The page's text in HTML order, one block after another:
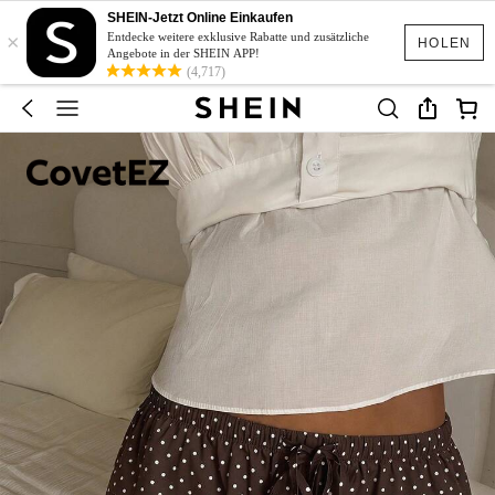
HOLEN
×
SHEIN-Jetzt Online Einkaufen
Entdecke weitere exklusive Rabatte und zusätzliche
Angebote in der SHEIN APP!
(4,717)